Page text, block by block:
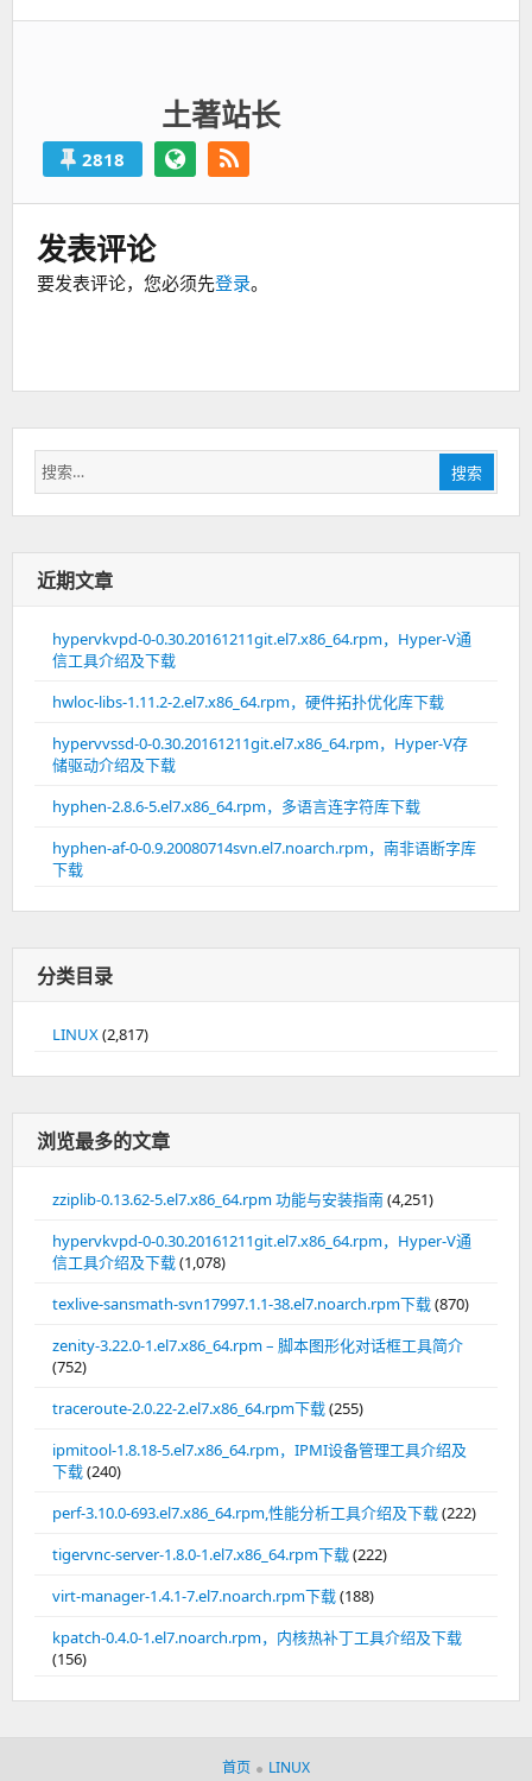
土著站长
2818
发表评论
要发表评论，您必须先登录。
搜
索：
搜索
近期文章
hypervkvpd-0-0.30.20161211git.el7.x86_64.rpm，Hyper-V通
信工具介绍及下载
hwloc-libs-1.11.2-2.el7.x86_64.rpm，硬件拓扑优化库下载
hypervvssd-0-0.30.20161211git.el7.x86_64.rpm，Hyper-V存
储驱动介绍及下载
hyphen-2.8.6-5.el7.x86_64.rpm，多语言连字符库下载
hyphen-af-0-0.9.20080714svn.el7.noarch.rpm，南非语断字库
下载
分类目录
LINUX(2,817)
浏览最多的文章
zziplib-0.13.62-5.el7.x86_64.rpm 功能与安装指南(4,251)
hypervkvpd-0-0.30.20161211git.el7.x86_64.rpm，Hyper-V通
信工具介绍及下载(1,078)
texlive-sansmath-svn17997.1.1-38.el7.noarch.rpm下载(870)
zenity-3.22.0-1.el7.x86_64.rpm – 脚本图形化对话框工具简介
(752)
traceroute-2.0.22-2.el7.x86_64.rpm下载(255)
ipmitool-1.8.18-5.el7.x86_64.rpm，IPMI设备管理工具介绍及
下载(240)
perf-3.10.0-693.el7.x86_64.rpm,性能分析工具介绍及下载(222)
tigervnc-server-1.8.0-1.el7.x86_64.rpm下载(222)
virt-manager-1.4.1-7.el7.noarch.rpm下载(188)
kpatch-0.4.0-1.el7.noarch.rpm，内核热补丁工具介绍及下载
(156)
首页 LINUX